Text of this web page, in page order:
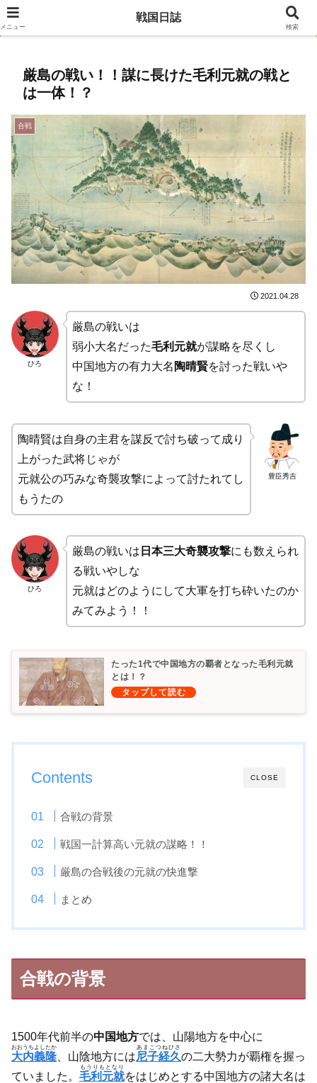
豊臣兄弟のキャスト相関図はこちら
厳島の戦い！！謀に長けた毛利元就の戦と
は一体！？
合戦
2021.04.28
ひろ
厳島の戦いは
弱小大名だった毛利元就が謀略を尽くし
中国地方の有力大名 陶晴賢を討った戦いや
な！
豊臣秀吉
陶晴賢は自身の主君を謀反で討ち破って成り
上がった武将じゃが
元就公の巧みな奇襲攻撃によって討たれてし
もうたの
ひろ
厳島の戦いは 日本三大奇襲攻撃にも数えられ
る戦いやしな
元就はどのようにして大軍を打ち砕いたのか
みてみよう！！
たった1代で中国地方の覇者となった毛利元就
とは！？
CLOSE
Contents
合戦の背景
戦国一計算高い元就の謀略！！
厳島の合戦後の元就の快進撃
まとめ
合戦の背景
1500年代前半の中国地方では、山陽地方を中心に
大内義隆
おおうちよしたか
、山陰地方には尼子経久
あまこつねひさ
の二大勢力が覇権を握っ
ていました。 毛利元就
もうりもとなり
をはじめとする中国地方の諸大名は
メニュー
戦国日誌
検索